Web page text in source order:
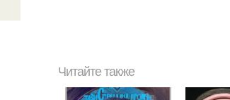
Читайте также